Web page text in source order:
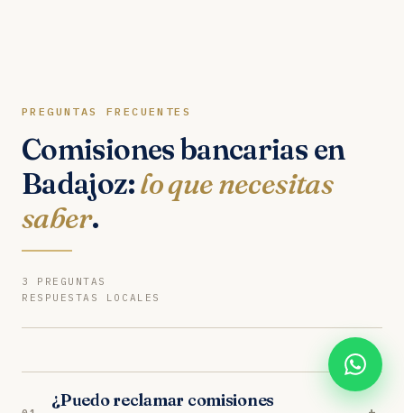
PREGUNTAS FRECUENTES
Comisiones bancarias en
Badajoz:lo que necesitas
saber.
3 PREGUNTAS
RESPUESTAS LOCALES
¿Puedo reclamar comisiones